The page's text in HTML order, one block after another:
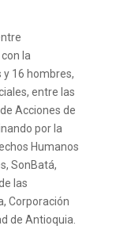
la
16 hombres,
entre las
Acciones de
por la
Humanos
SonBatá,
las
Corporación
de Antioquia.